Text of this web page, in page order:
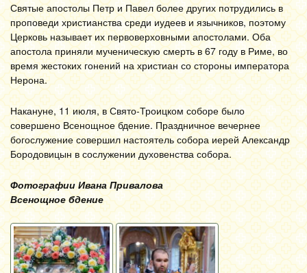
Святые апостолы Петр и Павел более других потрудились в
проповеди христианства среди иудеев и язычников, поэтому
Церковь называет их первоверховными апостолами. Оба
апостола приняли мученическую смерть в 67 году в Риме, во
время жестоких гонений на христиан со стороны императора
Нерона.
Накануне, 11 июля, в Свято-Троицком соборе было
совершено Всенощное бдение. Праздничное вечернее
богослужение совершил настоятель собора иерей Александр
Бородовицын в сослужении духовенства собора.
Фотографии Ивана Привалова
Всенощное бдение